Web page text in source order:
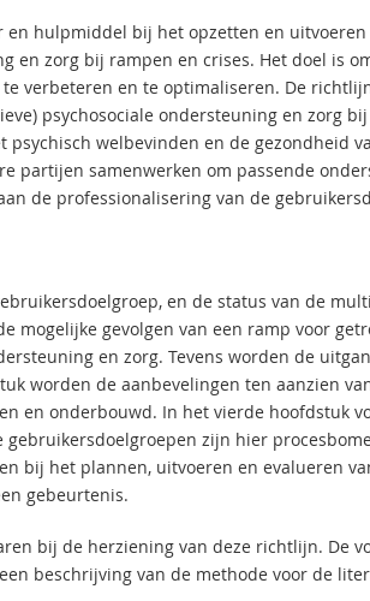
hulpmiddel bij het opzetten en uitvoeren
en zorg bij rampen en crises. Het doel is
verbeteren en te optimaliseren. De
psychosociale ondersteuning en zorg
welbevinden en de gezondheid
partijen samenwerken om passende
de professionalisering van de
en de status van de
mogelijke gevolgen van een ramp voor
en zorg. Tevens worden de
worden de aanbevelingen ten aanzien
en onderbouwd. In het vierde hoofdstuk
zijn hier
bij het plannen, uitvoeren en evalueren
gebeurtenis.
bij de herziening van deze richtlijn. De
beschrijving van de methode voor de